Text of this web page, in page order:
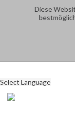
Diese
Select Language